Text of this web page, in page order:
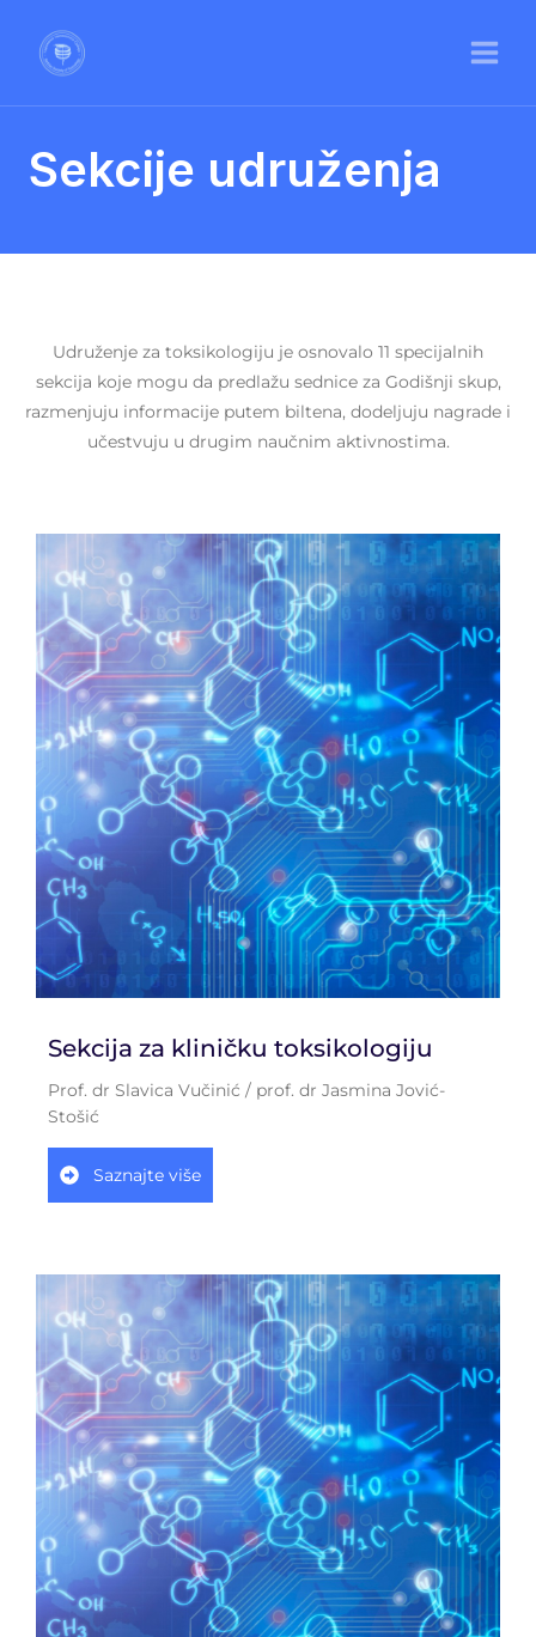
садржај
Sekcije udruženja
Udruženje za toksikologiju je osnovalo 11 specijalnih
sekcija koje mogu da predlažu sednice za Godišnji skup,
razmenjuju informacije putem biltena, dodeljuju nagrade i
učestvuju u drugim naučnim aktivnostima.
Sekcija za kliničku toksikologiju
Prof. dr Slavica Vučinić / prof. dr Jasmina Jović-
Stošić
Saznajte više